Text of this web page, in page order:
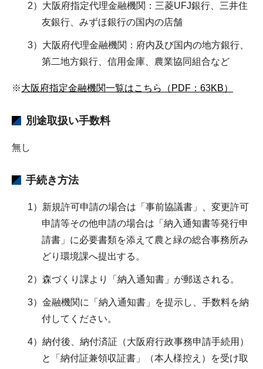
2）大阪府指定代理金融機関：三菱UFJ銀行、三井住
友銀行、みずほ銀行の国内の店舗
3）大阪府代理金融機関：府内及び国内の地方銀行、
第二地方銀行、信用金庫、農業協同組合など
※大阪府指定金融機関一覧はこちら（PDF：63KB）
別途取扱い手数料
無し
手続き方法
1）新規許可申請の場合は「事前協議書」、変更許可
申請等その他申請の場合は「納入通知書等発行申
請書」に必要書類を添えて農と緑の総合事務所み
どり環境課へ提出する。
2）森づくり課より「納入通知書」が郵送される。
3）金融機関に「納入通知書」を提示し、手数料を納
付してください。
4）納付後、納付済証（大阪府行政事務申請手続用）
と「納付証兼領収証書」（本人様控え）を受け取